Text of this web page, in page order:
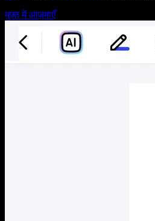
मुफ़्त में आज़माएँ